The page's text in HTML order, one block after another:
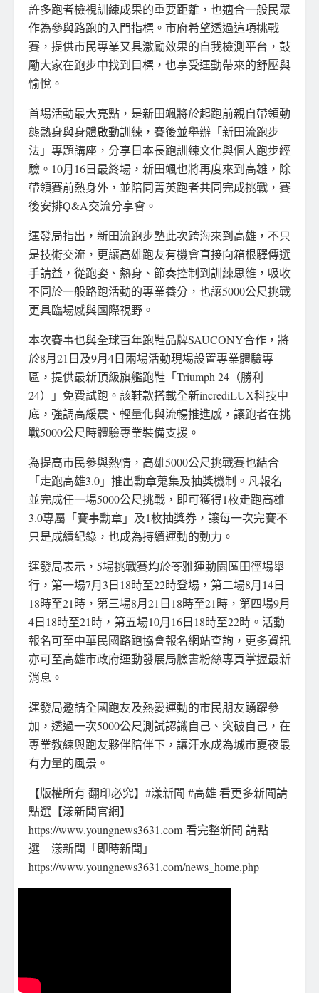
許多跑者檢視訓練成果的重要距離，也適合一般民眾
作為參與路跑的入門指標。市府希望透過這項挑戰
賽，提供市民專業又具激勵效果的自我檢測平台，鼓
勵大家在跑步中找到目標，也享受運動帶來的舒壓與
愉悅。
首場活動最大亮點，是新田颯將於起跑前親自帶領動
態熱身與身體啟動訓練，賽後並舉辦「新田流跑步
法」專題講座，分享日本長跑訓練文化與個人跑步經
驗。10月16日最終場，新田颯也將再度來到高雄，除
帶領賽前熱身外，並陪同菁英跑者共同完成挑戰，賽
後安排Q&A交流分享會。
運發局指出，新田流跑步塾此次跨海來到高雄，不只
是技術交流，更讓高雄跑友有機會直接向箱根驛傳選
手請益，從跑姿、熱身、節奏控制到訓練思維，吸收
不同於一般路跑活動的專業養分，也讓5000公尺挑戰
更具臨場感與國際視野。
本次賽事也與全球百年跑鞋品牌SAUCONY合作，將
於8月21日及9月4日兩場活動現場設置專業體驗專
區，提供最新頂級旗艦跑鞋「Triumph 24（勝利
24）」免費試跑。該鞋款搭載全新incrediLUX科技中
底，強調高緩震、輕量化與流暢推進感，讓跑者在挑
戰5000公尺時體驗專業裝備支援。
為提高市民參與熱情，高雄5000公尺挑戰賽也結合
「走跑高雄3.0」推出勳章蒐集及抽獎機制。凡報名
並完成任一場5000公尺挑戰，即可獲得1枚走跑高雄
3.0專屬「賽事勳章」及1枚抽獎券，讓每一次完賽不
只是成績紀錄，也成為持續運動的動力。
運發局表示，5場挑戰賽均於苓雅運動園區田徑場舉
行，第一場7月3日18時至22時登場，第二場8月14日
18時至21時，第三場8月21日18時至21時，第四場9月
4日18時至21時，第五場10月16日18時至22時。活動
報名可至中華民國路跑協會報名網站查詢，更多資訊
亦可至高雄市政府運動發展局臉書粉絲專頁掌握最新
消息。
運發局邀請全國跑友及熱愛運動的市民朋友踴躍參
加，透過一次5000公尺測試認識自己、突破自己，在
專業教練與跑友夥伴陪伴下，讓汗水成為城市夏夜最
有力量的風景。
【版權所有 翻印必究】#漾新聞 #高雄 看更多新聞請
點選【漾新聞官網】
https://www.youngnews3631.com 看完整新聞 請點
選 漾新聞「即時新聞」
https://www.youngnews3631.com/news_home.php